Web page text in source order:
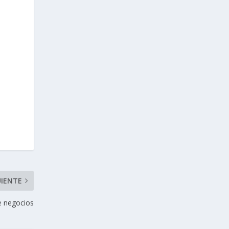
negocios